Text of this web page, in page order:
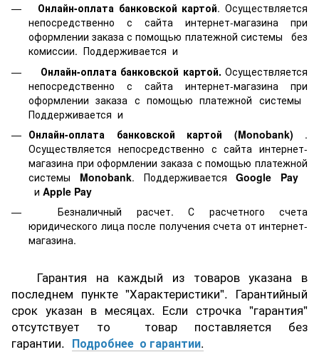
Онлайн-оплата банковской картой. Осуществляется
непосредственно с сайта интернет-магазина при
оформлении заказа с помощью платежной системы
без
комиссии. Поддерживается и
Онлайн-оплата банковской картой. Осуществляется
непосредственно с сайта интернет-магазина при
оформлении заказа с помощью платежной системы
Поддерживается и
Онлайн-оплата банковской картой
(Monobank) .
Осуществляется непосредственно с сайта интернет-
магазина при оформлении заказа с помощью платежной
системы Monobank. ПоддерживаетсяGoogle Pay
и Apple Pay
Безналичный расчет. С расчетного счета
юридического лица после получения счета от интернет-
магазина.
Гарантия на каждый из товаров указана в
последнем пункте "Характеристики". Гарантийный
срок указан в месяцах. Если строчка "гарантия"
отсутствует то товар поставляется без
гарантии. Подробнее о гарантии.